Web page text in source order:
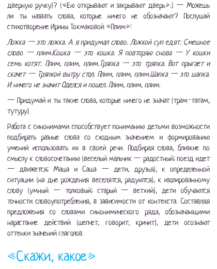
дверную ручку)? («Ею открывают и закрывают дверь».) — Можешь
ли ты назвать слова, которые ничего не обозначают? Послушай
стихотворение Ирины Токмаковой «Плим»:
Ложка — это ложка. А я придумал слово. Ложкой суп едят. Смешное
слово — плим.Кошка — это кошка. Я повторяю снова — У кошки
семь котят. Плим, плим, плим.Тряпка — это тряпка. Вот прыгает и
скачет — Тряпкой вытру стол. Плим, плим, плим.Шапка — это шапка.
И ничего не значит Оделся и пошел. Плим, плим, плим.
— Придумай и ты такие слова, которые ничего не значат (трам-татам,
тутуру).
Работа с синонимами способствует пониманию детьми возможности
подбирать разные слова со сходным значением и формированию
умений использовать их в своей речи. Подбирая слова, близкие по
смыслу к словосочетанию (веселый мальчик — радостный; поезд идет
— движется; Маша и Саша — дети, друзья), к определенной
ситуации (на дне рождения веселятся, радуются), к изолированному
слову (умный — толковый; старый — ветхий), дети обучаются
точности словоупотребления, в зависимости от контекста. Составляя
предложения со словами синонимического ряда, обозначающими
нарастание действий (шепчет, говорит, кричит), дети осознают
оттенки значений глаголов.
«Скажи, какое»